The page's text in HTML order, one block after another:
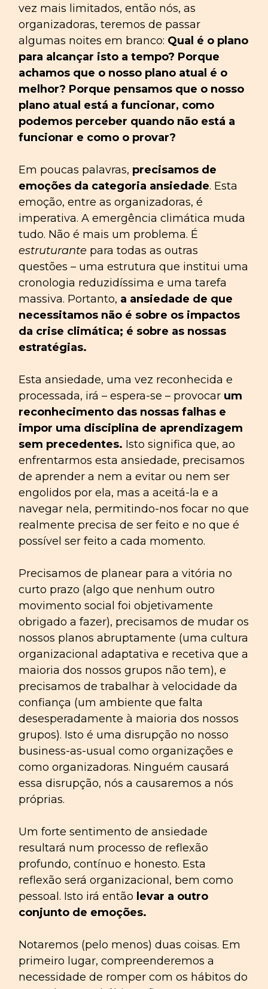
vez mais limitados, então nós, as
organizadoras, teremos de passar
algumas noites em branco: Qual é o plano
para alcançar isto a tempo? Porque
achamos que o nosso plano atual é o
melhor? Porque pensamos que o nosso
plano atual está a funcionar, como
podemos perceber quando não está a
funcionar e como o provar?
Em poucas palavras, precisamos de
emoções da categoria ansiedade. Esta
emoção, entre as organizadoras, é
imperativa. A emergência climática muda
tudo. Não é mais um problema. É
estruturante para todas as outras
questões – uma estrutura que institui uma
cronologia reduzidíssima e uma tarefa
massiva. Portanto, a ansiedade de que
necessitamos não é sobre os impactos
da crise climática; é sobre as nossas
estratégias.
Esta ansiedade, uma vez reconhecida e
processada, irá – espera-se – provocar um
reconhecimento das nossas falhas e
impor uma disciplina de aprendizagem
sem precedentes. Isto significa que, ao
enfrentarmos esta ansiedade, precisamos
de aprender a nem a evitar ou nem ser
engolidos por ela, mas a aceitá-la e a
navegar nela, permitindo-nos focar no que
realmente precisa de ser feito e no que é
possível ser feito a cada momento.
Precisamos de planear para a vitória no
curto prazo (algo que nenhum outro
movimento social foi objetivamente
obrigado a fazer), precisamos de mudar os
nossos planos abruptamente (uma cultura
organizacional adaptativa e recetiva que a
maioria dos nossos grupos não tem), e
precisamos de trabalhar à velocidade da
confiança (um ambiente que falta
desesperadamente à maioria dos nossos
grupos). Isto é uma disrupção no nosso
business-as-usual como organizações e
como organizadoras. Ninguém causará
essa disrupção, nós a causaremos a nós
próprias.
Um forte sentimento de ansiedade
resultará num processo de reflexão
profundo, contínuo e honesto. Esta
reflexão será organizacional, bem como
pessoal. Isto irá então levar a outro
conjunto de emoções.
Notaremos (pelo menos) duas coisas. Em
primeiro lugar, compreenderemos a
necessidade de romper com os hábitos do